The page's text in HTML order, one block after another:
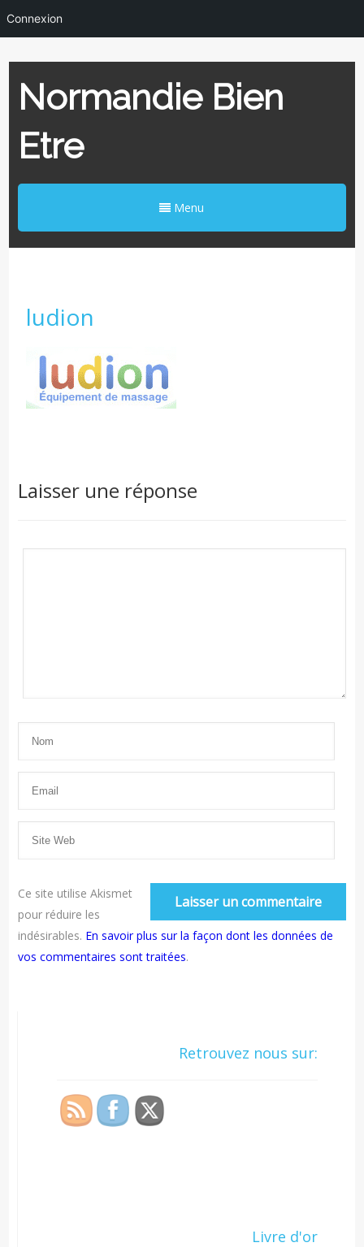
Normandie Bien
Etre
Menu
ludion
Laisser une réponse
Ce site utilise Akismet
pour réduire les
indésirables. En savoir plus sur la façon dont les données de
vos commentaires sont traitées.
Retrouvez nous sur:
Livre d'or
Connexion